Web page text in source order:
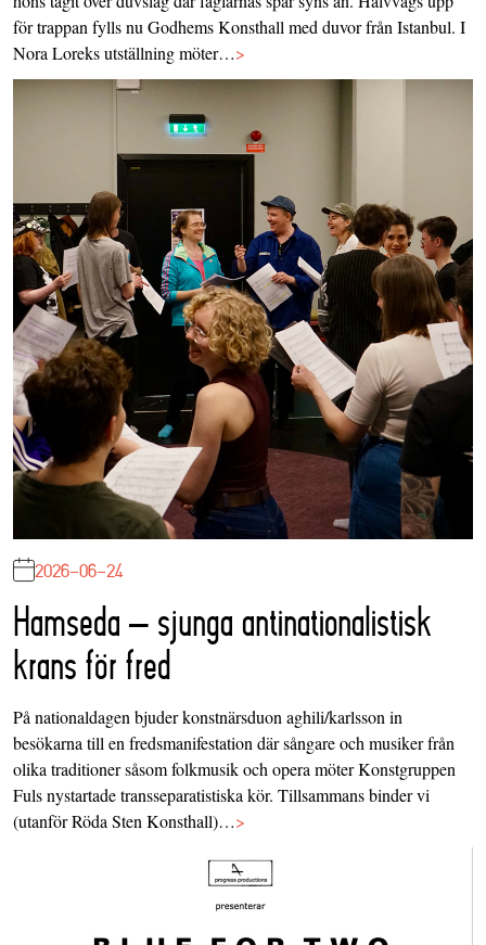
för trappan fylls nu Godhems Konsthall med duvor från Istanbul. I
Nora Loreks utställning möter…>
2026-06-24
Hamseda – sjunga antinationalistisk
krans för fred
På nationaldagen bjuder konstnärsduon aghili/karlsson in
besökarna till en fredsmanifestation där sångare och musiker från
olika traditioner såsom folkmusik och opera möter Konstgruppen
Fuls nystartade transseparatistiska kör. Tillsammans binder vi
(utanför Röda Sten Konsthall)…>